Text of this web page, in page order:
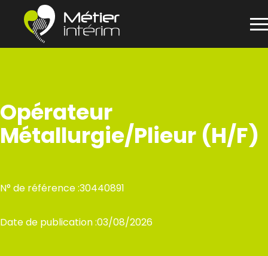
Opérateur
Métallurgie/Plieur (H/F)
N° de référence :30440891
Date de publication :03/08/2026
Panneau de gestion des cookies